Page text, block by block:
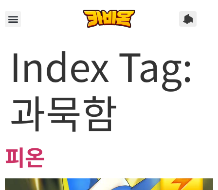
Index Tag:
과묵함
피온